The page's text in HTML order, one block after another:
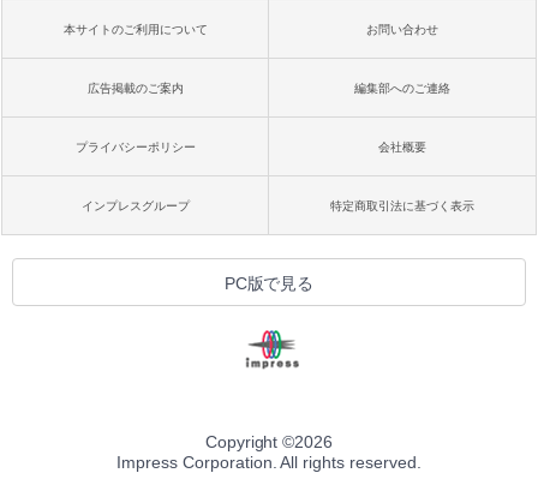
本サイトのご利用について お問い合わせ
広告掲載のご案内 編集部へのご連絡
プライバシーポリシー 会社概要
インプレスグループ 特定商取引法に基づく表示
PC版で見る
Copyright ©2026
Impress Corporation. All rights reserved.